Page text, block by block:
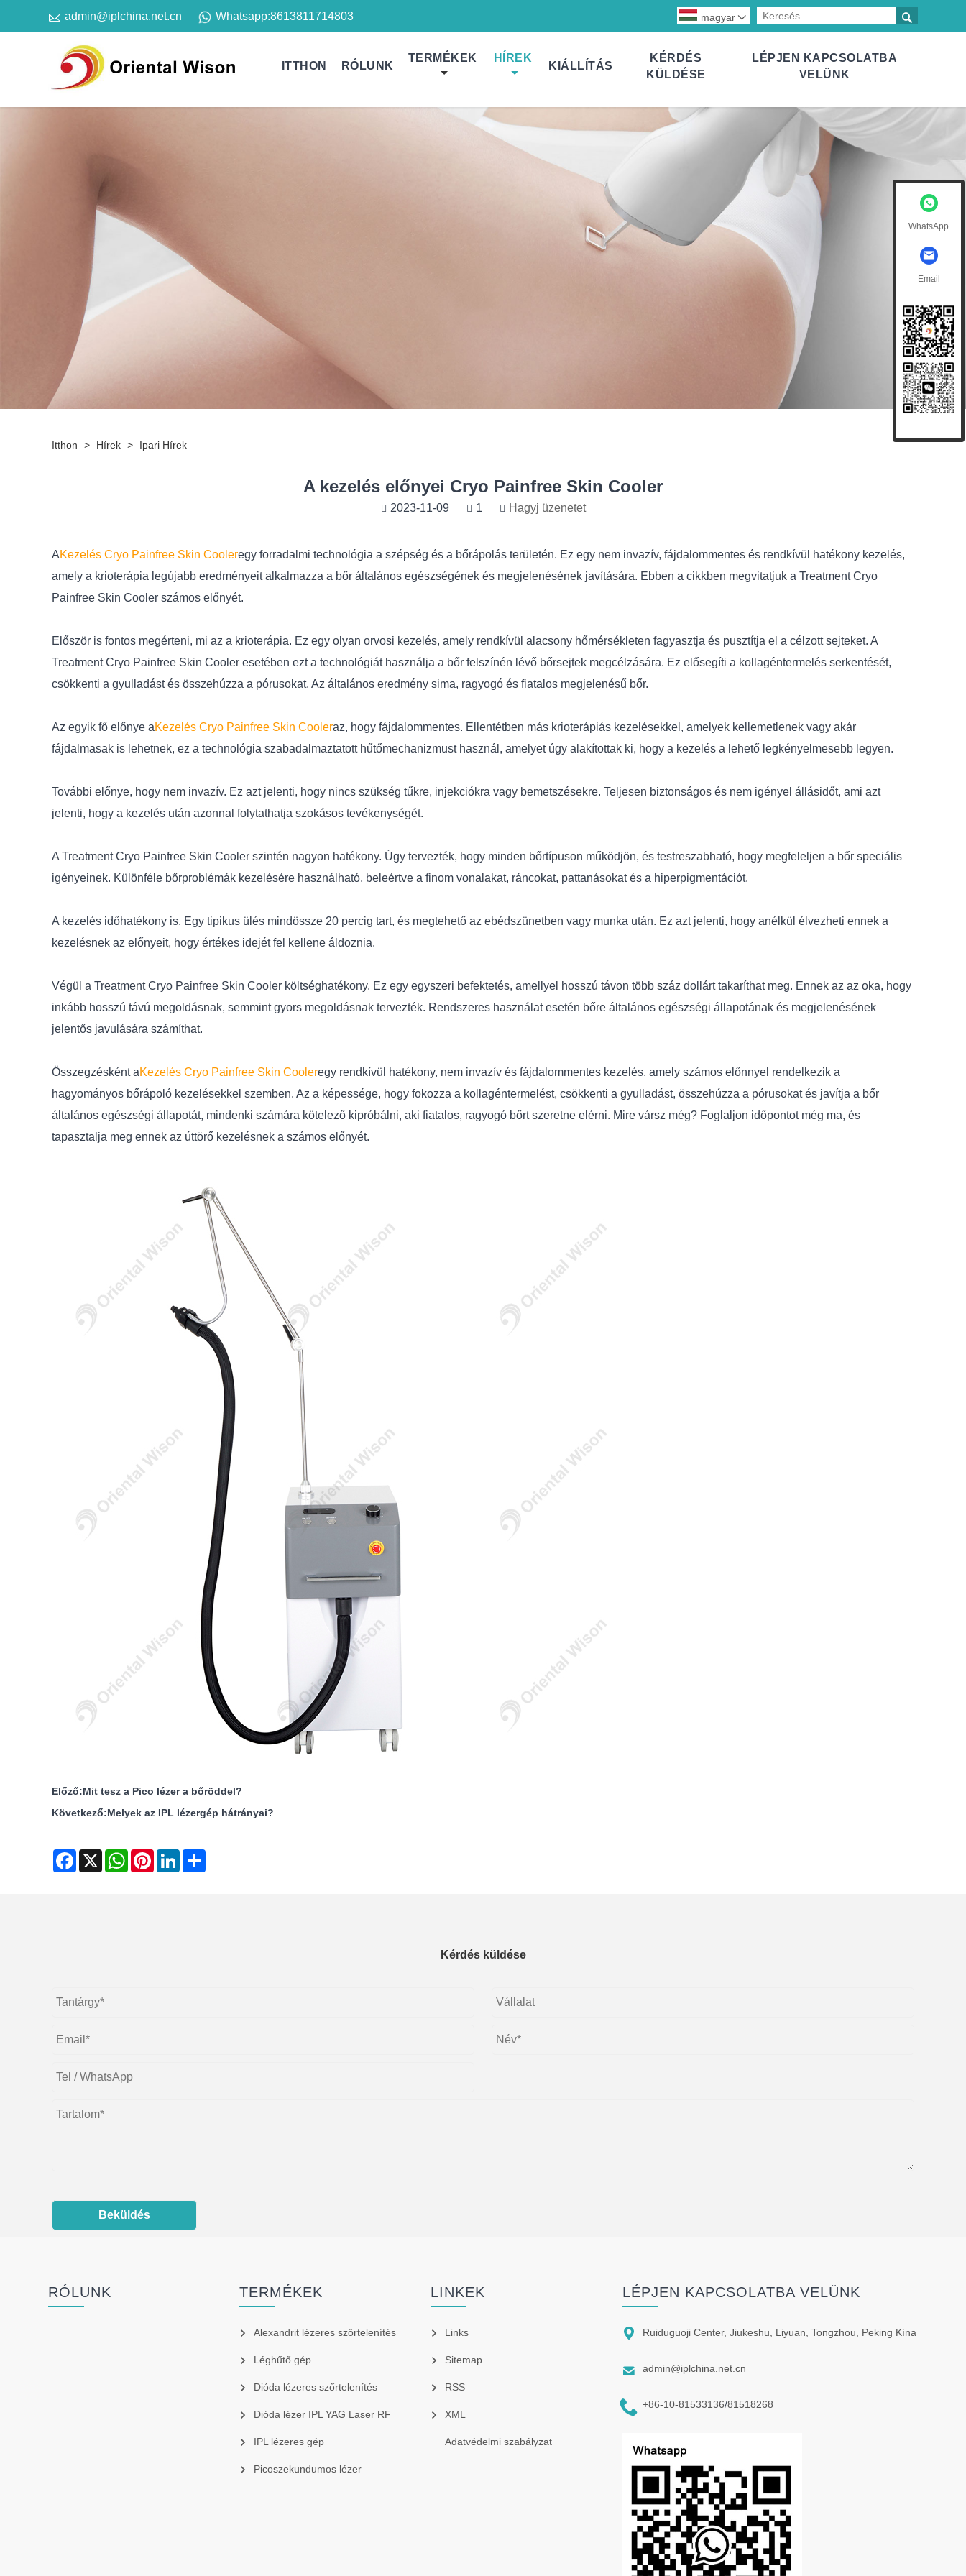
 admin@iplchina.net.cn Whatsapp:8613811714803 
magyar 
ITTHON RÓLUNK
TERMÉKEK HÍREK
KIÁLLÍTÁS
KÉRDÉS
KÜLDÉSE
LÉPJEN KAPCSOLATBA
VELÜNK
Itthon > Hírek > Ipari Hírek
A kezelés előnyei Cryo Painfree Skin Cooler
2023-11-09 1 Hagyj üzenetet
AKezelés Cryo Painfree Skin Cooleregy forradalmi technológia a szépség és a bőrápolás területén. Ez egy nem invazív, fájdalommentes és rendkívül hatékony kezelés,
amely a krioterápia legújabb eredményeit alkalmazza a bőr általános egészségének és megjelenésének javítására. Ebben a cikkben megvitatjuk a Treatment Cryo
Painfree Skin Cooler számos előnyét.
Először is fontos megérteni, mi az a krioterápia. Ez egy olyan orvosi kezelés, amely rendkívül alacsony hőmérsékleten fagyasztja és pusztítja el a célzott sejteket. A
Treatment Cryo Painfree Skin Cooler esetében ezt a technológiát használja a bőr felszínén lévő bőrsejtek megcélzására. Ez elősegíti a kollagéntermelés serkentését,
csökkenti a gyulladást és összehúzza a pórusokat. Az általános eredmény sima, ragyogó és fiatalos megjelenésű bőr.
Az egyik fő előnye aKezelés Cryo Painfree Skin Cooleraz, hogy fájdalommentes. Ellentétben más krioterápiás kezelésekkel, amelyek kellemetlenek vagy akár
fájdalmasak is lehetnek, ez a technológia szabadalmaztatott hűtőmechanizmust használ, amelyet úgy alakítottak ki, hogy a kezelés a lehető legkényelmesebb legyen.
További előnye, hogy nem invazív. Ez azt jelenti, hogy nincs szükség tűkre, injekciókra vagy bemetszésekre. Teljesen biztonságos és nem igényel állásidőt, ami azt
jelenti, hogy a kezelés után azonnal folytathatja szokásos tevékenységét.
A Treatment Cryo Painfree Skin Cooler szintén nagyon hatékony. Úgy tervezték, hogy minden bőrtípuson működjön, és testreszabható, hogy megfeleljen a bőr speciális
igényeinek. Különféle bőrproblémák kezelésére használható, beleértve a finom vonalakat, ráncokat, pattanásokat és a hiperpigmentációt.
A kezelés időhatékony is. Egy tipikus ülés mindössze 20 percig tart, és megtehető az ebédszünetben vagy munka után. Ez azt jelenti, hogy anélkül élvezheti ennek a
kezelésnek az előnyeit, hogy értékes idejét fel kellene áldoznia.
Végül a Treatment Cryo Painfree Skin Cooler költséghatékony. Ez egy egyszeri befektetés, amellyel hosszú távon több száz dollárt takaríthat meg. Ennek az az oka, hogy
inkább hosszú távú megoldásnak, semmint gyors megoldásnak tervezték. Rendszeres használat esetén bőre általános egészségi állapotának és megjelenésének
jelentős javulására számíthat.
Összegzésként aKezelés Cryo Painfree Skin Cooleregy rendkívül hatékony, nem invazív és fájdalommentes kezelés, amely számos előnnyel rendelkezik a
hagyományos bőrápoló kezelésekkel szemben. Az a képessége, hogy fokozza a kollagéntermelést, csökkenti a gyulladást, összehúzza a pórusokat és javítja a bőr
általános egészségi állapotát, mindenki számára kötelező kipróbálni, aki fiatalos, ragyogó bőrt szeretne elérni. Mire vársz még? Foglaljon időpontot még ma, és
tapasztalja meg ennek az úttörő kezelésnek a számos előnyét.
Előző:Mit tesz a Pico lézer a bőröddel?
Következő:Melyek az IPL lézergép hátrányai?
Facebook
X WhatsAppPinterestLinkedIn
Kérdés küldése
Beküldés
WhatsApp
Email
RÓLUNK TERMÉKEK
Alexandrit lézeres szőrtelenítés
Léghűtő gép
Dióda lézeres szőrtelenítés
Dióda lézer IPL YAG Laser RF
IPL lézeres gép
Picoszekundumos lézer
LINKEK
Links
Sitemap
RSS
XML
Adatvédelmi szabályzat
LÉPJEN KAPCSOLATBA VELÜNK
 Ruiduguoji Center, Jiukeshu, Liyuan, Tongzhou, Peking Kína
 admin@iplchina.net.cn
 +86-10-81533136/81518268